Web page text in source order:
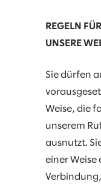
REGELN
UNSERE
Sie dürfen
Weise, die
unserem
ausnutzt.
einer Weise